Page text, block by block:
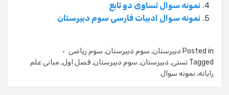
نمونه سوال تساوی دو تابع
نمونه سوال ادبیات فارسی سوم دبیرستان
Posted in دبیرستان, سوم دبیرستان, سوم ریاضی
Tagged تستی, دبیرستان, سوم دبیرستان, فصل اول, مبانی علم
رایانه, نمونه سوال